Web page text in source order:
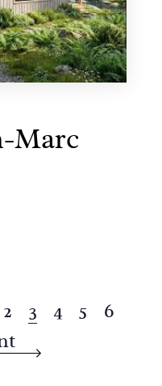
Marc
2 3 4 5
6